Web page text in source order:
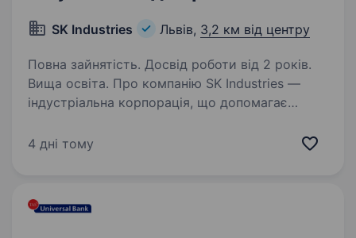
SK Industries Львів, 3,2 км від центру
Повна зайнятість. Досвід роботи від 2 років.
Вища освіта. Про компанію SK Industries —
індустріальна корпорація, що допомагає
цифрову трансформацію. Наш консалтинговий
4 дні тому